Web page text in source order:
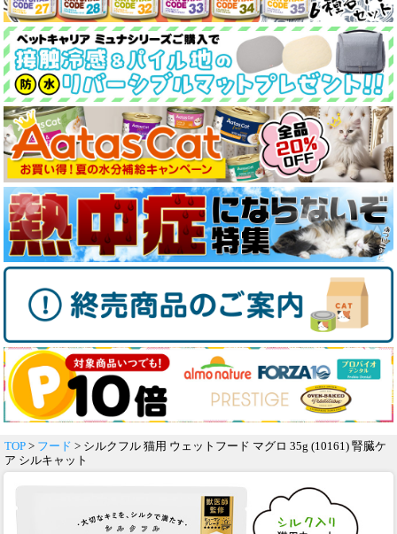
TOP > フード > シルクフル 猫用 ウェットフード マグロ 35g (10161) 腎臓ケ
ア シルキャット